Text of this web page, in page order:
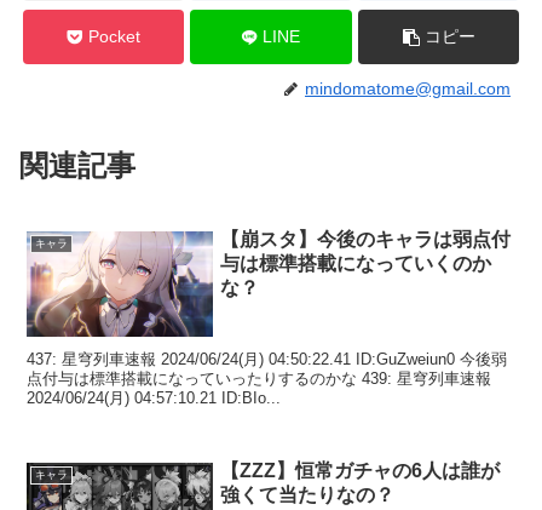
Pocket LINE コピー
mindomatome@gmail.com
関連記事
キャラ
【崩スタ】今後のキャラは弱点付
与は標準搭載になっていくのか
な？
437: 星穹列車速報 2024/06/24(月) 04:50:22.41 ID:GuZweiun0 今後弱
点付与は標準搭載になっていったりするのかな 439: 星穹列車速報
2024/06/24(月) 04:57:10.21 ID:BIo...
キャラ
【ZZZ】恒常ガチャの6人は誰が
強くて当たりなの？